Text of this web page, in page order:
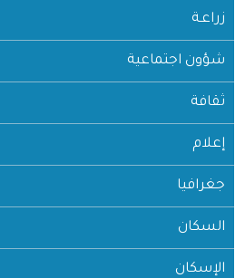
زراعـة
شؤون اجتماعية
ثقافة
إعلام
جغرافيا
السكان
الإسكان